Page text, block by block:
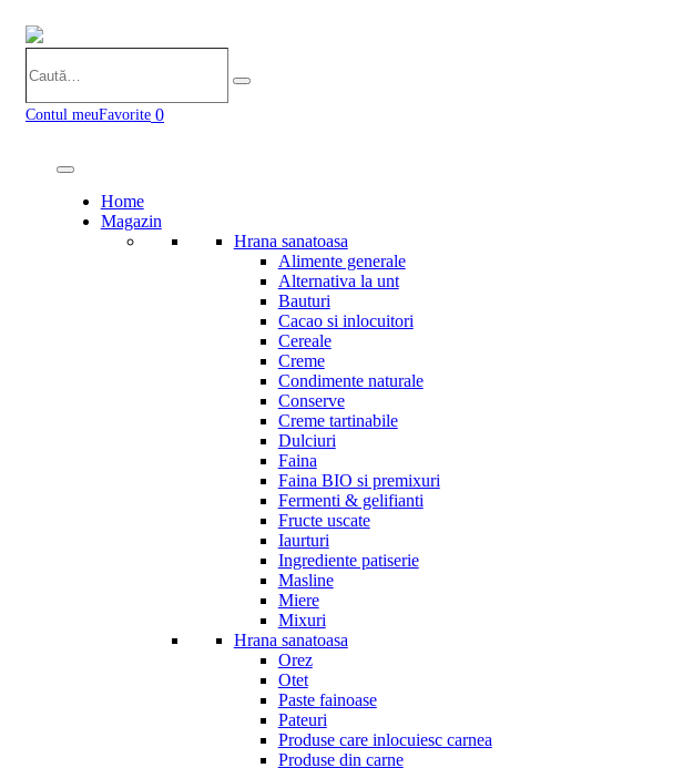
Search
Contul meuFavorite 0
Home
Magazin
Hrana sanatoasa
Alimente generale
Alternativa la unt
Bauturi
Cacao si inlocuitori
Cereale
Creme
Condimente naturale
Conserve
Creme tartinabile
Dulciuri
Faina
Faina BIO si premixuri
Fermenti & gelifianti
Fructe uscate
Iaurturi
Ingrediente patiserie
Masline
Miere
Mixuri
Hrana sanatoasa
Orez
Otet
Paste fainoase
Pateuri
Produse care inlocuiesc carnea
Produse din carne